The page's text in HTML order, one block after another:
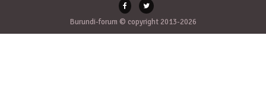
Burundi-forum © copyright 2013-2026